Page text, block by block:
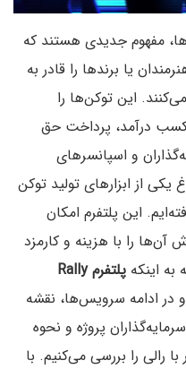
مفهوم جدیدی هستند که
یا برندها را قادر به
این توکن‌ها را
درآمد، پرداخت حق
و اسپانسرهای
یکی از ابزارهای تولید توکن
این پلتفرم امکان
را با هزینه و کارمزد
به اینکه
پلتفرم Rally
در ادامه سرویس‌ها، نقشه‌
پروژه و نحوه
رالی را بررسی می‌کنیم. با